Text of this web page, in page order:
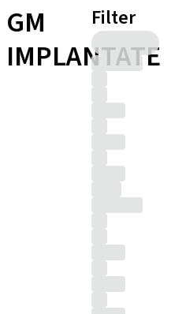
GM
IMPLANTATE
Filter